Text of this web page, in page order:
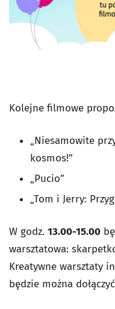
Kolejne filmowe
„Niesamowite
kosmos!”
„Pucio”
„Tom i Jerry:
W godz. 13.00-15.00
warsztatowa:
Kreatywne warsztaty
będzie można